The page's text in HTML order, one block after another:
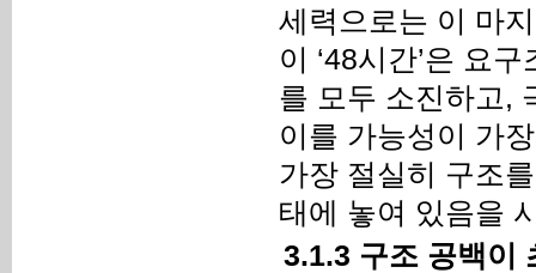
세력으로는 이 마
이 ‘48시간’은 요
를 모두 소진하고,
이를 가능성이 가
가장 절실히 구조
태에 놓여 있음을
3.1.3 구조 공백이